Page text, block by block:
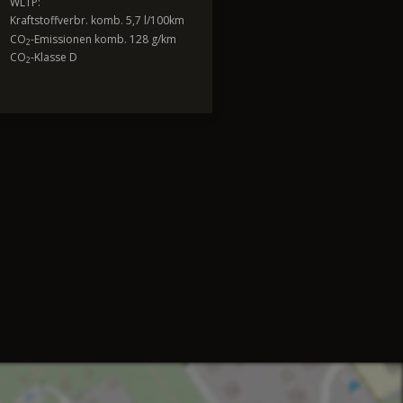
Kraftstoffverbr. komb. 5,7 l/100km
CO2-Emissionen komb. 128 g/km
CO2-Klasse D